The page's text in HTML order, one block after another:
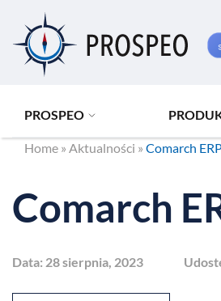
treści
PROSPEO
Home » Aktualności » Comarch
Comarch
Data: 28 sierpnia, 2023